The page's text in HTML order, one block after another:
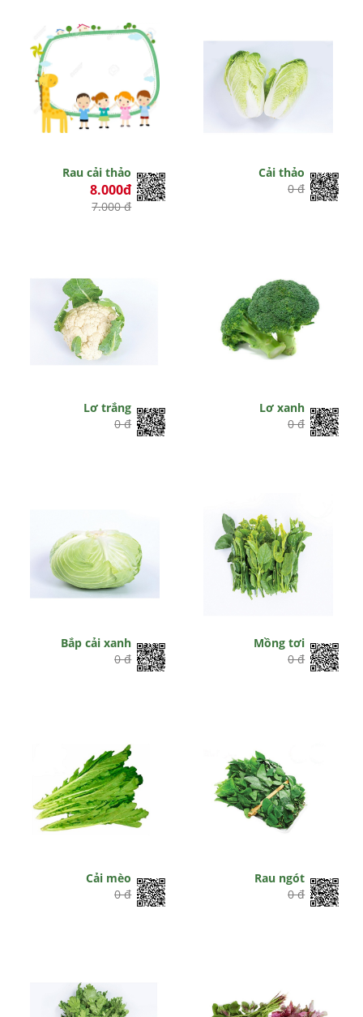
Rau cải thảo
8.000đ
7.000 đ
Cải thảo
0 đ
Lơ trắng
0 đ
Lơ xanh
0 đ
Bắp cải xanh
0 đ
Mồng tơi
0 đ
Cải mèo
0 đ
Rau ngót
0 đ